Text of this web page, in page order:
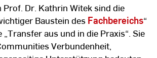
Prof. Dr. Kathrin Witek sind die
Baustein des Fachbereichs“
aus und in die Praxis“. Sie
Verbundenheit,